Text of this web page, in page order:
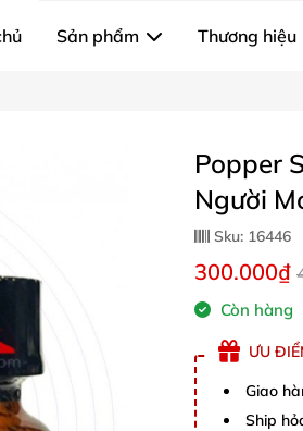
Sản phẩm Thương hiệu
Popper
Người
Sku: 16446
300.000₫
Còn hàng
ƯU
Giao
Ship